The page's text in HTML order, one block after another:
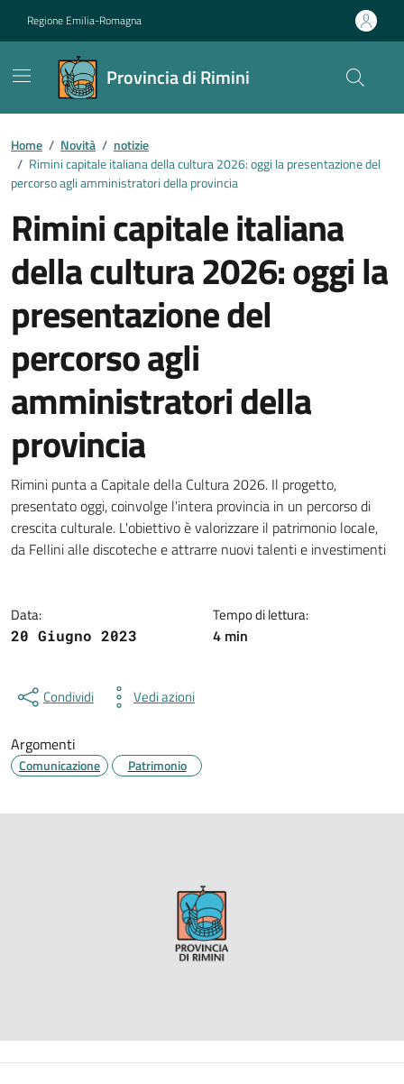
Regione Emilia-Romagna
Provincia di Rimini
Contenuti in evidenza
Home / Novità / notizie
/ Rimini capitale italiana della cultura 2026: oggi la presentazione del
percorso agli amministratori della provincia
Rimini capitale italiana
della cultura 2026: oggi la
presentazione del
percorso agli
amministratori della
provincia
Dettagli della notizia
Rimini punta a Capitale della Cultura 2026. Il progetto,
presentato oggi, coinvolge l'intera provincia in un percorso di
crescita culturale. L'obiettivo è valorizzare il patrimonio locale,
da Fellini alle discoteche e attrarre nuovi talenti e investimenti
Data:
20 Giugno 2023
Tempo di lettura:
4 min
Condividi Vedi azioni
Argomenti
Comunicazione Patrimonio